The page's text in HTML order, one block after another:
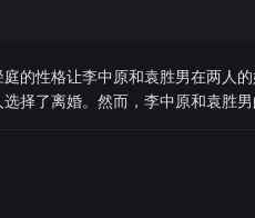
的性格让李中原和袁胜男在两人
择了离婚。然而，李中原和袁胜
男误以为他们终于寻找到了真爱。